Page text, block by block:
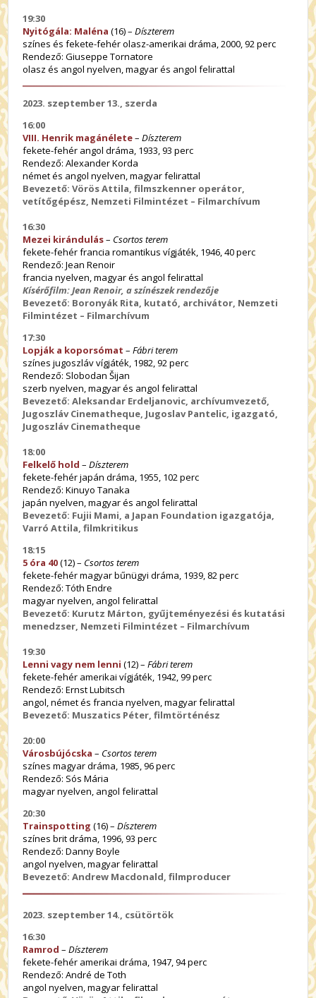
19:30
Nyitógála: Maléna (16) –Díszterem
színes és fekete-fehér olasz-amerikai dráma, 2000, 92 perc
Rendező: Giuseppe Tornatore
olasz és angol nyelven, magyar és angol felirattal
2023. szeptember 13., szerda
16:00
VIII. Henrik magánélete–Díszterem
fekete-fehér angol dráma, 1933, 93 perc
Rendező: Alexander Korda
német és angol nyelven, magyar felirattal
Bevezető: Vörös Attila, filmszkenner operátor,
vetítőgépész, Nemzeti Filmintézet – Filmarchívum
16:30
Mezei kirándulás– Csortos terem
fekete-fehér francia romantikus vígjáték, 1946, 40 perc
Rendező: Jean Renoir
francia nyelven, magyar és angol felirattal
Kísérőfilm: Jean Renoir, a színészek rendezője
Bevezető: Boronyák Rita, kutató, archivátor, Nemzeti
Filmintézet – Filmarchívum
17:30
Lopják a koporsómat –Fábri terem
színes jugoszláv vígjáték, 1982, 92 perc
Rendező: Slobodan Šijan
szerb nyelven, magyar és angol felirattal
Bevezető: Aleksandar Erdeljanovic, archívumvezető,
Jugoszláv Cinematheque, Jugoslav Pantelic, igazgató,
Jugoszláv Cinematheque
18:00
Felkelő hold –Díszterem
fekete-fehér japán dráma, 1955, 102 perc
Rendező: Kinuyo Tanaka
japán nyelven, magyar és angol felirattal
Bevezető: Fujii Mami, a Japan Foundation igazgatója,
Varró Attila, filmkritikus
18:15
5 óra 40(12) – Csortos terem
fekete-fehér magyar bűnügyi dráma, 1939, 82 perc
Rendező: Tóth Endre
magyar nyelven, angol felirattal
Bevezető: Kurutz Márton, gyűjteményezési és kutatási
menedzser, Nemzeti Filmintézet – Filmarchívum
19:30
Lenni vagy nem lenni (12) –Fábri terem
fekete-fehér amerikai vígjáték, 1942, 99 perc
Rendező: Ernst Lubitsch
angol, német és francia nyelven, magyar felirattal
Bevezető: Muszatics Péter, filmtörténész
20:00
Városbújócska – Csortos terem
színes magyar dráma, 1985, 96 perc
Rendező: Sós Mária
magyar nyelven, angol felirattal
20:30
Trainspotting (16) –Díszterem
színes brit dráma, 1996, 93 perc
Rendező: Danny Boyle
angol nyelven, magyar felirattal
Bevezető: Andrew Macdonald, filmproducer
2023. szeptember 14., csütörtök
16:30
Ramrod –Díszterem
fekete-fehér amerikai dráma, 1947, 94 perc
Rendező: André de Toth
angol nyelven, magyar felirattal